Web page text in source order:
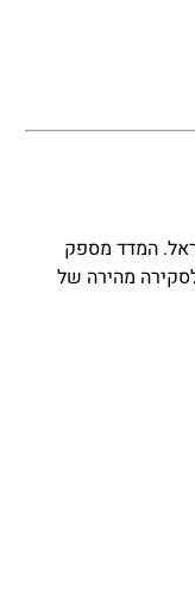
בישראל. המדד מספק
מהירה של